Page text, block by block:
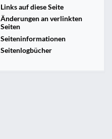
Links auf diese Seite
Änderungen an verlinkten
Seiten
Seiten­informationen
Seitenlogbücher